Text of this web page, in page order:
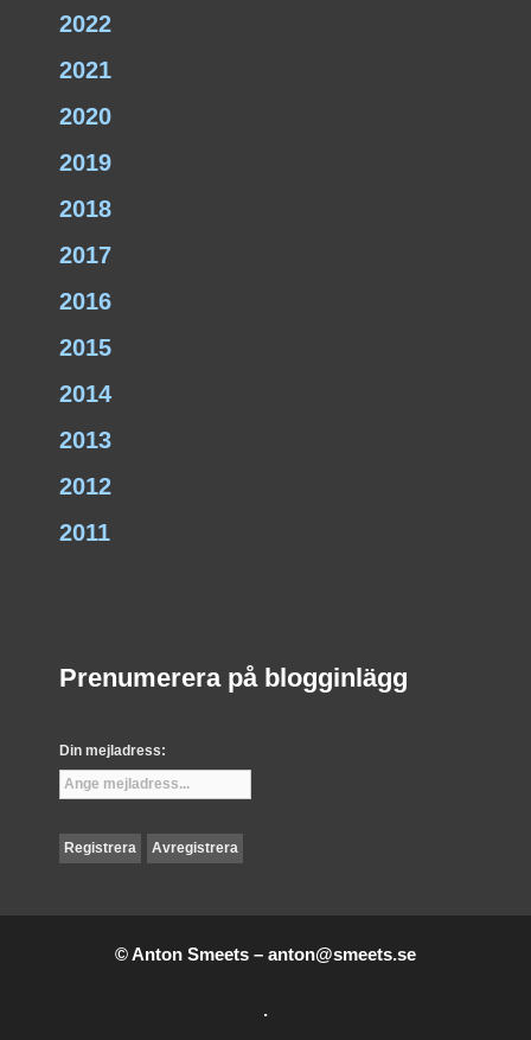
2022
2021
2020
2019
2018
2017
2016
2015
2014
2013
2012
2011
Prenumerera på blogginlägg
Din mejladress:
© Anton Smeets – anton@smeets.se
.